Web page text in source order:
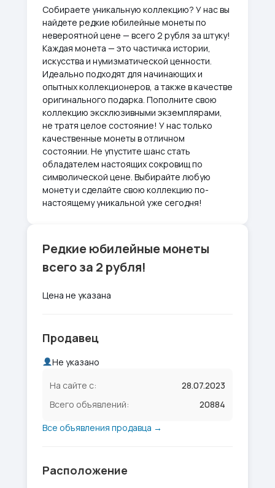
Собираете уникальную коллекцию? У нас вы
найдете редкие юбилейные монеты по
невероятной цене — всего 2 рубля за штуку!
Каждая монета — это частичка истории,
искусства и нумизматической ценности.
Идеально подходят для начинающих и
опытных коллекционеров, а также в качестве
оригинального подарка. Пополните свою
коллекцию эксклюзивными экземплярами,
не тратя целое состояние! У нас только
качественные монеты в отличном
состоянии. Не упустите шанс стать
обладателем настоящих сокровищ по
символической цене. Выбирайте любую
монету и сделайте свою коллекцию по-
настоящему уникальной уже сегодня!
Редкие юбилейные монеты
всего за 2 рубля!
Цена не указана
Продавец
Не указано
На сайте с:
28.07.2023
Всего объявлений:
20884
Все объявления продавца →
Расположение